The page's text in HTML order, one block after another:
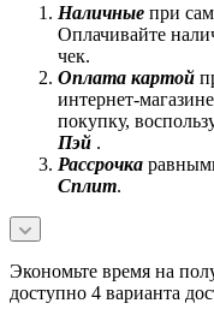
Наличные при
Оплачивайте
чек.
Оплата картой
интернет-
покупку,
Пэй .
Рассрочка
Сплит.
Экономьте время на
доступно 4 варианта